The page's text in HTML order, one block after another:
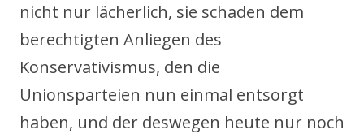
nicht nur lächerlich, sie schaden dem
berechtigten Anliegen des
Konservativismus, den die
Unionsparteien nun einmal entsorgt
haben, und der deswegen heute nur noch